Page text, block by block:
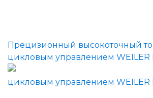
Прецизионный высокоточный
цикловым управлением WEILER